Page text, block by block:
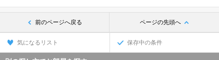
前のページへ戻る ページの先頭へ
気になるリスト 保存中の条件